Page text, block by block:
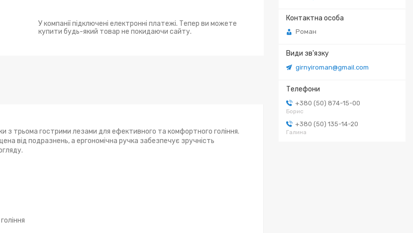
Роман
girnyiroman@gmail.com
+380 (50) 874-15-00
Борис
+380 (50) 135-14-20
Галина
У компанії підключені електронні платежі. Тепер ви можете
купити будь-який товар не покидаючи сайту.
з трьома гострими лезами для ефективного та комфортного гоління.
від подразнень, а ергономічна ручка забезпечує зручність